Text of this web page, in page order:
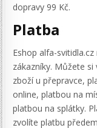
dopravy 99 Kč.
Platba
Eshop alfa-
zákazníky. Můžete
zboží u přepravce,
online, platbou na
platbou na splátky.
zvolíte platbu